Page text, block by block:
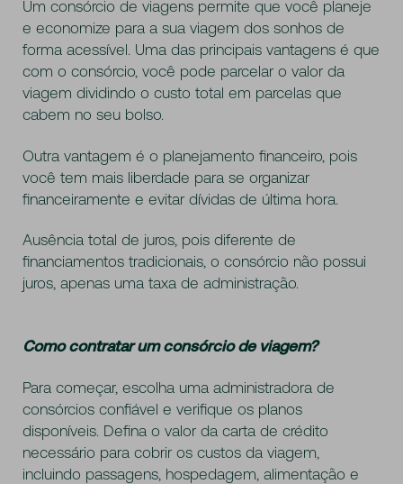
Um consórcio de viagens permite que você planeje
e economize para a sua viagem dos sonhos de
forma acessível. Uma das principais vantagens é que
com o consórcio, você pode parcelar o valor da
viagem dividindo o custo total em parcelas que
cabem no seu bolso.
Outra vantagem é o planejamento financeiro, pois
você tem mais liberdade para se organizar
financeiramente e evitar dívidas de última hora.
Ausência total de juros, pois diferente de
financiamentos tradicionais, o consórcio não possui
juros, apenas uma taxa de administração.
Como contratar um consórcio de viagem?
Para começar, escolha uma administradora de
consórcios confiável e verifique os planos
disponíveis. Defina o valor da carta de crédito
necessário para cobrir os custos da viagem,
incluindo passagens, hospedagem, alimentação e